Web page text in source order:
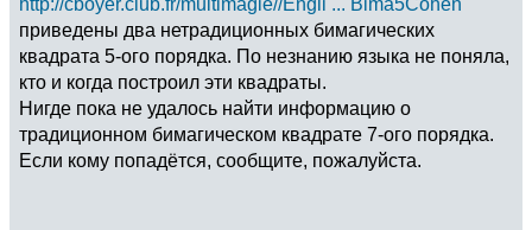
приведены два нетрадиционных бимагических
квадрата 5-ого порядка. По незнанию языка не поняла,
кто и когда построил эти квадраты.
Нигде пока не удалось найти информацию о
традиционном бимагическом квадрате 7-ого порядка.
Если кому попадётся, сообщите, пожалуйста.